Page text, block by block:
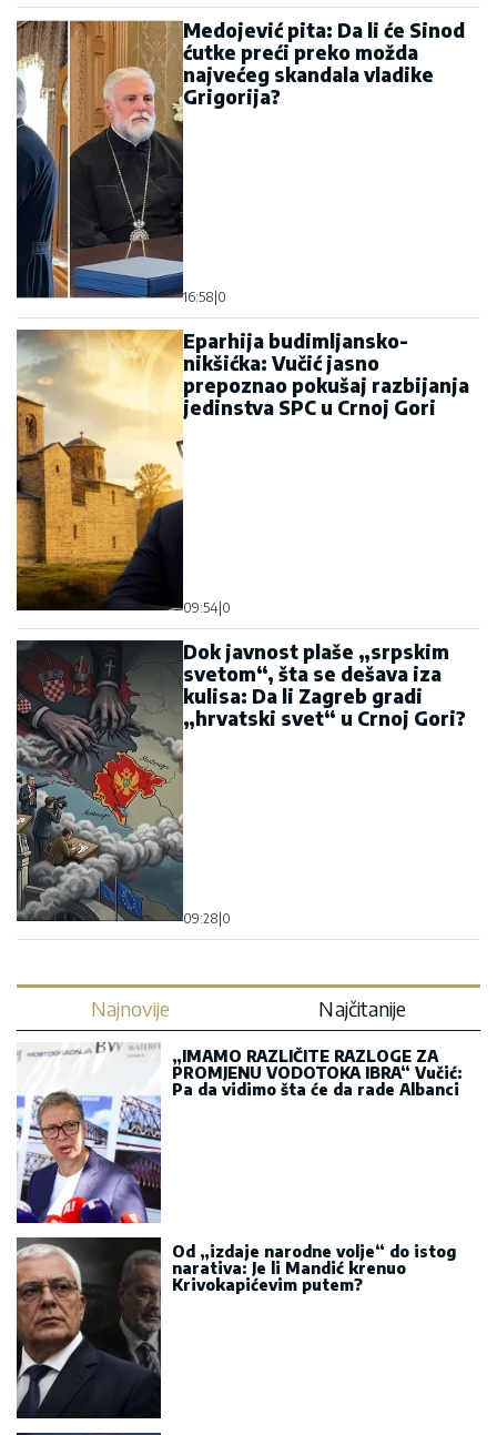
Medojević pita: Da li će Sinod
ćutke preći preko možda
najvećeg skandala vladike
Grigorija?
16:58 0
Eparhija budimljansko-
nikšićka: Vučić jasno
prepoznao pokušaj razbijanja
jedinstva SPC u Crnoj Gori
09:54 0
Dok javnost plaše „srpskim
svetom“, šta se dešava iza
kulisa: Da li Zagreb gradi
„hrvatski svet“ u Crnoj Gori?
09:28 0
Najnovije Najčitanije
„IMAMO RAZLIČITE RAZLOGE ZA
PROMJENU VODOTOKA IBRA“ Vučić:
Pa da vidimo šta će da rade Albanci
Od „izdaje narodne volje“ do istog
narativa: Je li Mandić krenuo
Krivokapićevim putem?